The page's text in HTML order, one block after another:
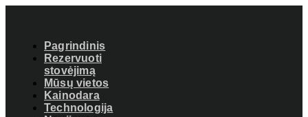
Pagrindinis
Rezervuoti
stovėjimą
Mūsų vietos
Kainodara
Technologija